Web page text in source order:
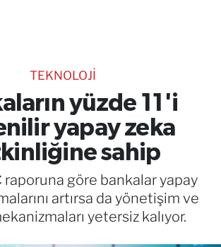
TEKNOLOJİ
yüzde 11'i
yapay zeka
sahip
raporuna göre bankalar yapay
artırsa da yönetişim ve
yetersiz kalıyor.
Canlı Dinle